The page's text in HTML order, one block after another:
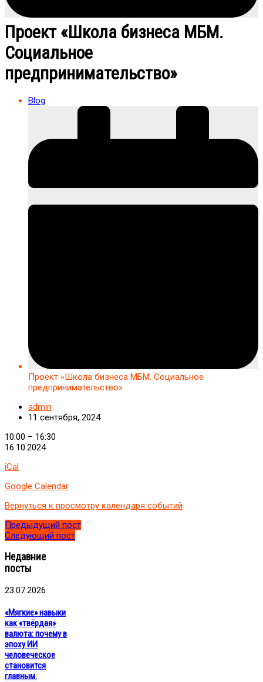
Проект «Школа бизнеса МБМ.
Социальное
предпринимательство»
Blog
Проект «Школа бизнеса МБМ. Социальное
предпринимательство»
admin
11 сентября, 2024
Проект
«Школа
МБМ.
предпринимательство»
10:00 – 16:30
16.10.2024
iCal
Google Calendar
Вернуться к просмотру календаря событий
Предыдущий пост
Следующий пост
Недавние
посты
23.07.2026
«Мягкие» навыки
как «твёрдая»
валюта: почему в
эпоху ИИ
человеческое
становится
главным.